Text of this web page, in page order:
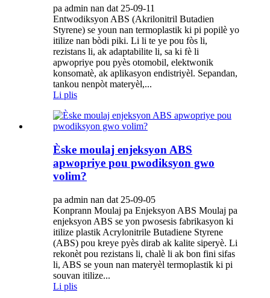
pa admin nan dat 25-09-11
Entwodiksyon ABS (Akrilonitril Butadien
Styrene) se youn nan termoplastik ki pi popilè yo
itilize nan bòdi piki. Li li te ye pou fòs li,
rezistans li, ak adaptabilite li, sa ki fè li
apwopriye pou pyès otomobil, elektwonik
konsomatè, ak aplikasyon endistriyèl. Sepandan,
tankou nenpòt materyèl,...
Li plis
Èske moulaj enjeksyon ABS
apwopriye pou pwodiksyon gwo
volim?
pa admin nan dat 25-09-05
Konprann Moulaj pa Enjeksyon ABS Moulaj pa
enjeksyon ABS se yon pwosesis fabrikasyon ki
itilize plastik Acrylonitrile Butadiene Styrene
(ABS) pou kreye pyès dirab ak kalite siperyè. Li
rekonèt pou rezistans li, chalè li ak bon fini sifas
li, ABS se youn nan materyèl termoplastik ki pi
souvan itilize...
Li plis